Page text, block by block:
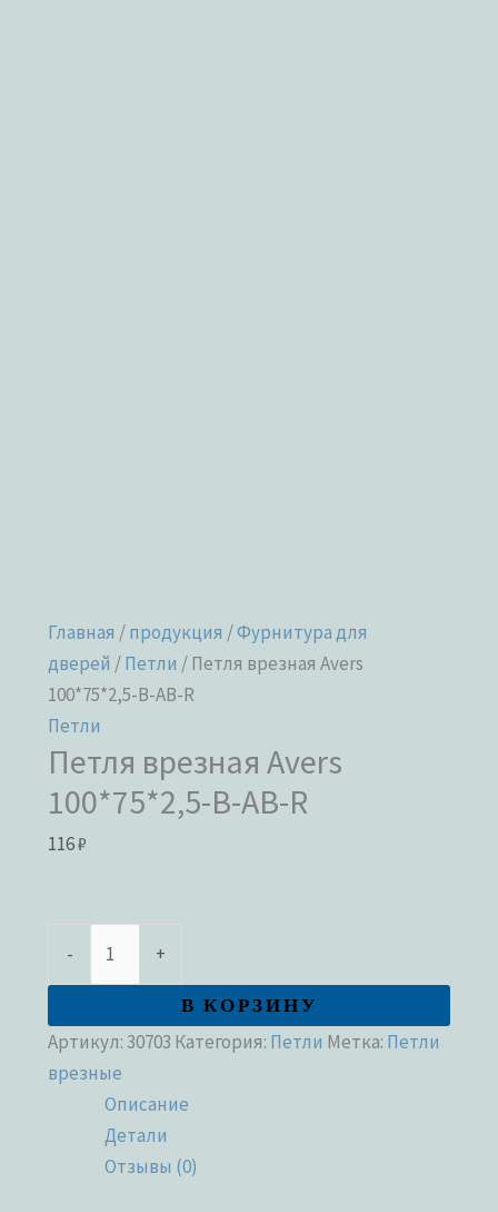
Главная /продукция /Фурнитура для
дверей /Петли / Петля врезная Avers
100*75*2,5-B-AB-R
Петли
Петля врезная Avers
100*75*2,5-B-AB-R
116₽
- +
В КОРЗИНУ
Артикул:30703 Категория: Петли Метка: Петли
врезные
Описание
Детали
Отзывы (0)